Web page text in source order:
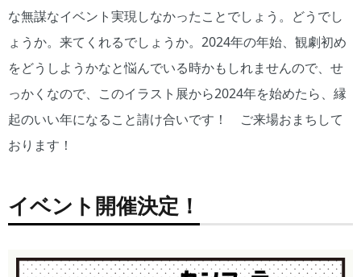
な無謀なイベント実現しなかったことでしょう。どうでし
ょうか。来てくれるでしょうか。2024年の年始、観劇初め
をどうしようかなと悩んでいる時かもしれませんので、せ
っかくなので、このイラスト展から2024年を始めたら、縁
起のいい年になること請け合いです！ ご来場おまちして
おります！
イベント開催決定！